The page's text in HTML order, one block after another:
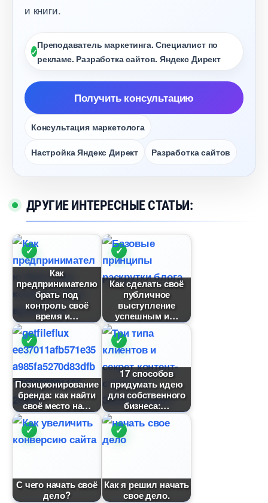
и книги.
Преподаватель маркетинга. Специалист по
рекламе. Разработка сайтов. Яндекс Директ
Получить консультацию
Консультация маркетолога
Настройка Яндекс Директ Разработка сайто
ДРУГИЕ ИНТЕРЕСНЫЕ СТАТЬИ:
Как
предпринимателю
рать под
контроль своё
ремя и
Как сделать своё
публичное
ыступление
успешным и
Позиционирование
ренда: как найти
своё место на
17 способо
придумать идею
для собственного
изнеса:
С чего начать своё
дело?
Как я решил начать
свое дело.